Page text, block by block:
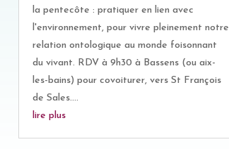
la pentecôte : pratiquer en lien avec
l'environnement, pour vivre pleinement notre
relation ontologique au monde foisonnant
du vivant. RDV à 9h30 à Bassens (ou aix-
les-bains) pour covoiturer, vers St François
de Sales....
lire plus